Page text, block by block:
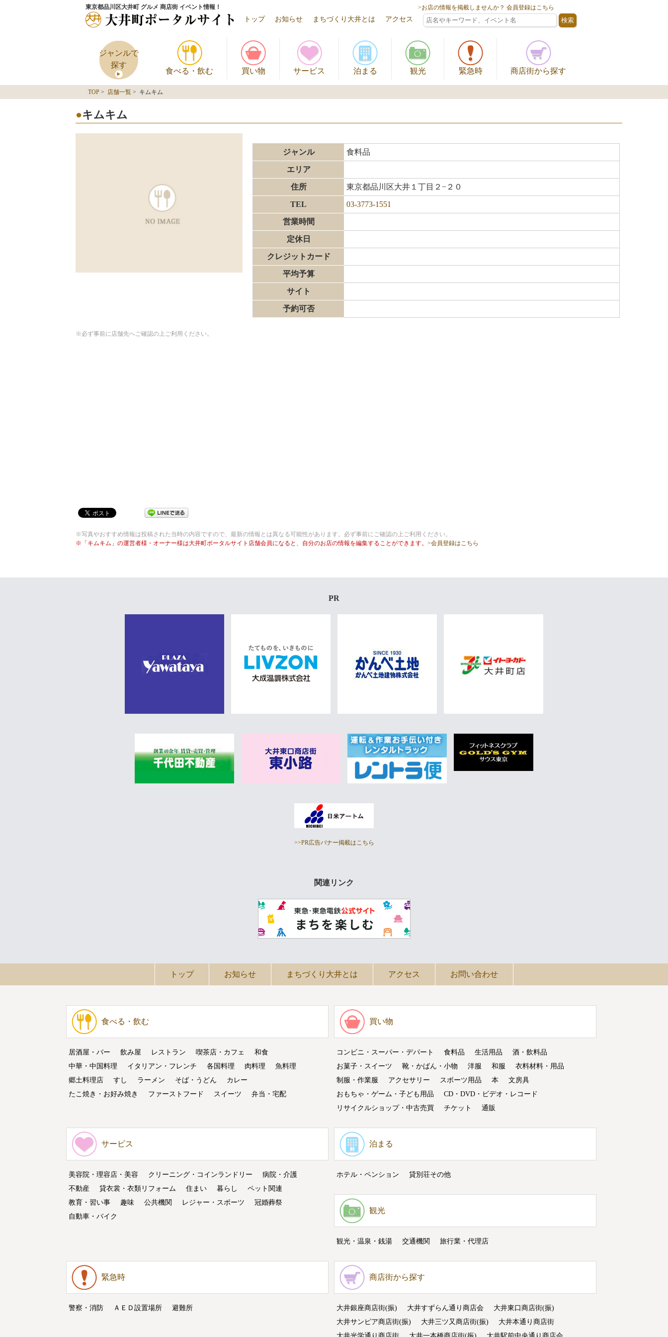
東京都品川区大井町 グルメ 商店街 イベント情報！ >お店の情報を掲載しませんか？ 会員登録はこちら
トップ お知らせ まちづくり大井とは アクセス
ジャンルで
探す
食べる・飲む 買い物 サービス 泊まる 観光 緊急時 商店街から探す
TOP > 店舗一覧 > キムキム
キムキム
ジャンル 食料品
エリア
住所 東京都品川区大井１丁目２−２０
TEL 03-3773-1551
営業時間
定休日
クレジットカード
平均予算
サイト
予約可否
※必ず事前に店舗先へご確認の上ご利用ください。
※写真やおすすめ情報は投稿された当時の内容ですので、最新の情報とは異なる可能性があります。必ず事前にご確認の上ご利用ください。
※「キムキム」の運営者様・オーナー様は大井町ポータルサイト店舗会員になると、自分のお店の情報を編集することができます。 >会員登録はこちら
PR
>>PR広告バナー掲載はこちら
関連リンク
トップ お知らせ まちづくり大井とは アクセス お問い合わせ
食べる・飲む
居酒屋・バー 飲み屋 レストラン 喫茶店・カフェ
和食
中華・中国料理
イタリアン・フレンチ 各国料理 肉料理
魚料理
郷土料理店
すし ラーメン そば・うどん
カレー
たこ焼き・お好み焼き
ファーストフード スイーツ 弁当・宅配
買い物
コンビニ・スーパー・デパート 食料品 生活用品
酒・飲料品
お菓子・スイーツ
靴・かばん・小物 洋服 和服
衣料材料・用品
制服・作業服
アクセサリー スポーツ用品 本
文房具
おもちゃ・ゲーム・子ども用品
CD・DVD・ビデオ・レコード
リサイクルショップ・中古売買
チケット 通販
サービス
美容院・理容店・美容 クリーニング・コインランドリー
病院・介護
不動産
貸衣裳・衣類リフォーム 住まい 暮らし
ペット関連
教育・習い事
趣味 公共機関 レジャー・スポーツ
冠婚葬祭
自動車・バイク
泊まる
ホテル・ペンション 貸別荘その他
観光
観光・温泉・銭湯 交通機関 旅行業・代理店
緊急時
警察・消防 ＡＥＤ設置場所 避難所
商店街から探す
大井銀座商店街(振) 大井すずらん通り商店会
大井東口商店街(振)
大井サンピア商店街(振)
大井三ツ又商店街(振)
大井本通り商店街